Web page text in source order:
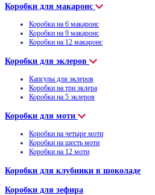
Коробки для макаронс
Коробки на 6 макаронс
Коробки на 9 макаронс
Коробки на 12 макаронс
Коробки для эклеров
Капсулы для эклеров
Коробки на три эклера
Коробки на 5 эклеров
Коробки для моти
Коробки на четыре моти
Коробки на шесть моти
Коробки на 12 моти
Коробки для клубники в шоколаде
Коробки для зефира